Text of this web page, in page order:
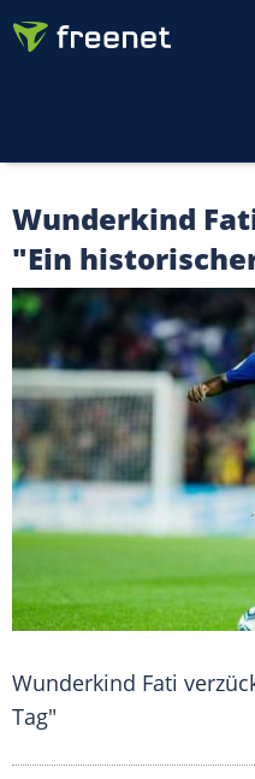
Wunderkind
"Ein
Wunderkind Fati
Tag"